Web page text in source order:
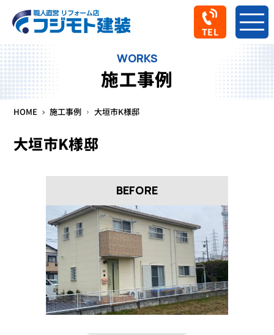
TEL
WORKS
施工事例
HOME 施工事例 大垣市K様邸
大垣市K様邸
BEFORE